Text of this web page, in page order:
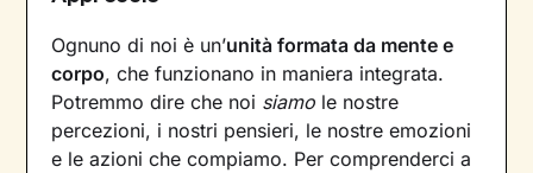
Ognuno di noi è un’unità formata da mente e
corpo, che funzionano in maniera integrata.
Potremmo dire che noi siamo le nostre
percezioni, i nostri pensieri, le nostre emozioni
e le azioni che compiamo. Per comprenderci a